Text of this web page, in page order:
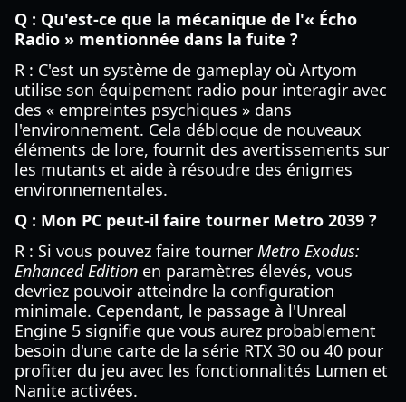
Q : Qu'est-ce que la mécanique de l'« Écho
Radio » mentionnée dans la fuite ?
R : C'est un système de gameplay où Artyom
utilise son équipement radio pour interagir avec
des « empreintes psychiques » dans
l'environnement. Cela débloque de nouveaux
éléments de lore, fournit des avertissements sur
les mutants et aide à résoudre des énigmes
environnementales.
Q : Mon PC peut-il faire tourner Metro 2039 ?
R : Si vous pouvez faire tourner Metro Exodus:
Enhanced Edition en paramètres élevés, vous
devriez pouvoir atteindre la configuration
minimale. Cependant, le passage à l'Unreal
Engine 5 signifie que vous aurez probablement
besoin d'une carte de la série RTX 30 ou 40 pour
profiter du jeu avec les fonctionnalités Lumen et
Nanite activées.